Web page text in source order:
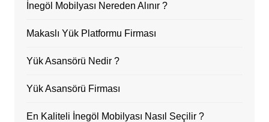
İnegöl Mobilyası Nereden Alınır ?
Makaslı Yük Platformu Firması
Yük Asansörü Nedir ?
Yük Asansörü Firması
En Kaliteli İnegöl Mobilyası Nasıl Seçilir ?